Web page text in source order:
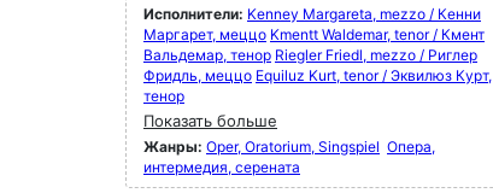
Исполнители: Kenney Margareta, mezzo / Кенни
Маргарет, меццо Kmentt Waldemar, tenor / Кмент
Вальдемар, тенор Riegler Friedl, mezzo / Риглер
Фридль, меццо Equiluz Kurt, tenor / Эквилюз Курт,
тенор
Показать больше
Жанры: Oper, Oratorium, Singspiel Опера,
интермедия, серената